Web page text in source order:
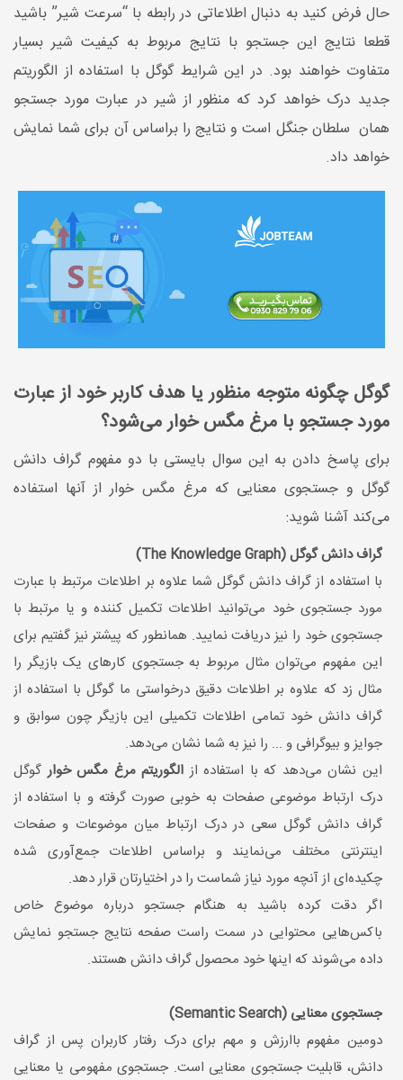
حال فرض کنید به دنبال اطلاعاتی در رابطه با “سرعت شیر” باشید
قطعا نتایج این جستجو با نتایج مربوط به کیفیت شیر بسیار
متفاوت خواهند بود. در این شرایط گوگل با استفاده از الگوریتم
جدید درک خواهد کرد که منظور از شیر در عبارت مورد جستجو
همان سلطان جنگل است و نتایج را براساس آن برای شما نمایش
خواهد داد.
گوگل چگونه متوجه منظور یا هدف کاربر خود از عبارت
مورد جستجو با مرغ مگس خوار می‌شود؟
برای پاسخ دادن به این سوال بایستی با دو مفهوم گراف دانش
گوگل و جستجوی معنایی که مرغ مگس خوار از آنها استفاده
می‌کند آشنا شوید:
گراف دانش گوگل (The Knowledge Graph)
با استفاده از گراف دانش گوگل شما علاوه بر اطلاعات مرتبط با عبارت
مورد جستجوی خود می‌توانید اطلاعات تکمیل کننده و یا مرتبط با
جستجوی خود را نیز دریافت نمایید. همانطور که پیشتر نیز گفتیم برای
این مفهوم می‌توان مثال مربوط به جستجوی کارهای یک بازیگر را
مثال زد که علاوه بر اطلاعات دقیق درخواستی ما گوگل با استفاده از
گراف دانش خود تمامی اطلاعات تکمیلی این بازیگر چون سوابق و
جوایز و بیوگرافی و ... را نیز به شما نشان می‌دهد.
این نشان می‌دهد که با استفاده از الگوریتم مرغ مگس خوارگوگل
درک ارتباط موضوعی صفحات به خوبی صورت گرفته و با استفاده از
گراف دانش گوگل سعی در درک ارتباط میان موضوعات و صفحات
اینترنتی مختلف می‌نمایند و براساس اطلاعات جمع‌آوری شده
چکیده‌ای از آنچه مورد نیاز شماست را در اختیارتان قرار دهد.
اگر دقت کرده باشید به هنگام جستجو درباره موضوع خاص
باکس‌هایی محتوایی در سمت راست صفحه نتایج جستجو نمایش
داده می‌شوند که اینها خود محصول گراف دانش هستند.
جستجوی معنایی (Semantic Search)
دومین مفهوم با‌ارزش و مهم برای درک رفتار کاربران پس از گراف
دانش، قابلیت جستجوی معنایی است. جستجوی مفهومی یا معنایی